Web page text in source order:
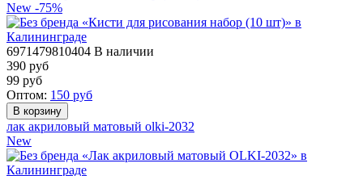
New -75%
6971479810404 В наличии
390 руб
99 руб
Оптом: 150 руб
лак акриловый матовый olki-2032
New